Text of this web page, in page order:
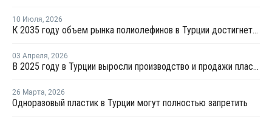
10 Июля, 2026
К 2035 году объем рынка полиолефинов в Турции достигнет 6,3 млн тонн
03 Апреля, 2026
В 2025 году в Турции выросли производство и продажи пластиковой продукции
26 Марта, 2026
Одноразовый пластик в Турции могут полностью запретить